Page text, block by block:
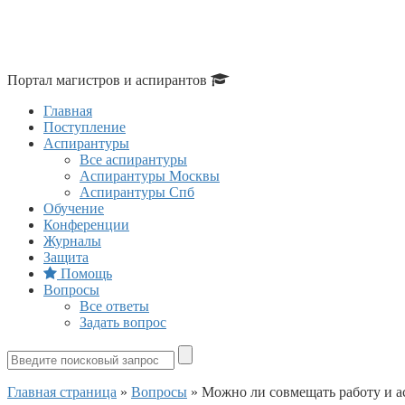
Портал магистров и аспирантов
Главная
Поступление
Аспирантуры
Все аспирантуры
Аспирантуры Москвы
Аспирантуры Спб
Обучение
Конференции
Журналы
Защита
Помощь
Вопросы
Все ответы
Задать вопрос
Главная страница » Вопросы » Можно ли совмещать работу и